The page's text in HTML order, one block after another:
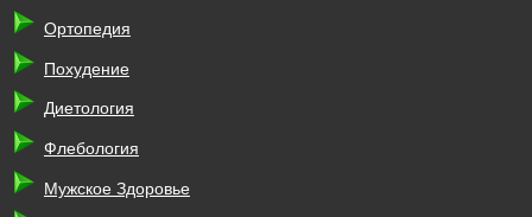
Ортопедия
Похудение
Диетология
Флебология
Мужское Здоровье